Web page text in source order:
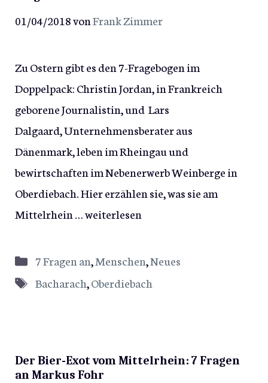
01/04/2018vonFrank Zimmer
Zu Ostern gibt es den 7-Fragebogen im
Doppelpack: Christin Jordan, in Frankreich
geborene Journalistin, und Lars
Dalgaard, Unternehmensberater aus
Dänenmark, leben im Rheingau und
bewirtschaften im Nebenerwerb Weinberge in
Oberdiebach. Hier erzählen sie, was sie am
Mittelrhein …weiterlesen
Kategorien
7 Fragen an,Menschen,Neues
Schlagwörter
Bacharach,Oberdiebach
Der Bier-Exot vom Mittelrhein: 7 Fragen
an Markus Fohr